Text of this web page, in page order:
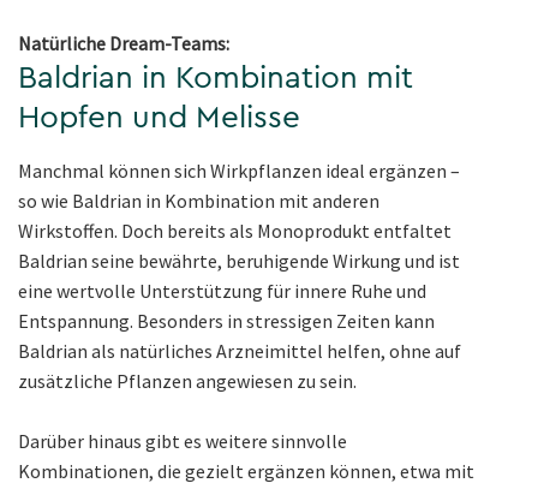
Natürliche Dream-Teams:
Baldrian in Kombination mit
Hopfen und Melisse
Manchmal können sich Wirkpflanzen ideal ergänzen –
so wie Baldrian in Kombination mit anderen
Wirkstoffen. Doch bereits als Monoprodukt entfaltet
Baldrian seine bewährte, beruhigende Wirkung und ist
eine wertvolle Unterstützung für innere Ruhe und
Entspannung. Besonders in stressigen Zeiten kann
Baldrian als natürliches Arzneimittel helfen, ohne auf
zusätzliche Pflanzen angewiesen zu sein.
Darüber hinaus gibt es weitere sinnvolle
Kombinationen, die gezielt ergänzen können, etwa mit